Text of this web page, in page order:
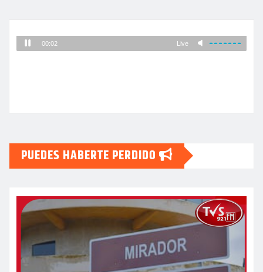
PUEDES HABERTE PERDIDO